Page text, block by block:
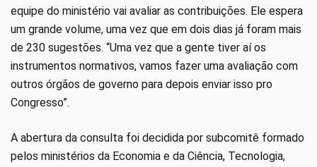
equipe do ministério vai avaliar as contribuições. Ele espera
um grande volume, uma vez que em dois dias já foram mais
de 230 sugestões. “Uma vez que a gente tiver aí os
instrumentos normativos, vamos fazer uma avaliação com
outros órgãos de governo para depois enviar isso pro
Congresso”.
A abertura da consulta foi decidida por subcomitê formado
pelos ministérios da Economia e da Ciência, Tecnologia,